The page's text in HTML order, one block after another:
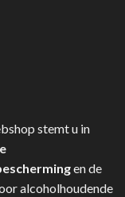
stemt u in
en de
alcoholhoudende